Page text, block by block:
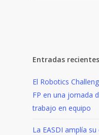
Entradas recientes
El Robotics
FP en una jornada
trabajo en equipo
La EASDI amplía